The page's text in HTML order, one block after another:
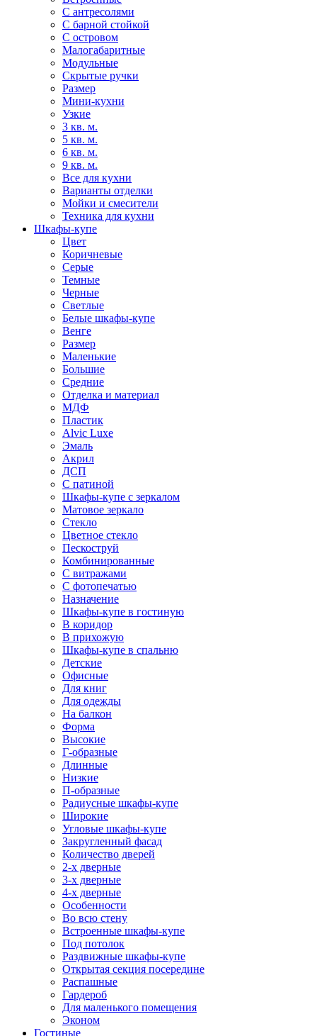
С антресолями
С барной стойкой
С островом
Малогабаритные
Модульные
Скрытые ручки
Размер
Мини-кухни
Узкие
3 кв. м.
5 кв. м.
6 кв. м.
9 кв. м.
Все для кухни
Варианты отделки
Мойки и смесители
Техника для кухни
Шкафы-купе
Цвет
Коричневые
Серые
Темные
Черные
Светлые
Белые шкафы-купе
Венге
Размер
Маленькие
Большие
Средние
Отделка и материал
МДФ
Пластик
Alvic Luxe
Эмаль
Акрил
ДСП
С патиной
Шкафы-купе с зеркалом
Матовое зеркало
Стекло
Цветное стекло
Пескоструй
Комбинированные
С витражами
С фотопечатью
Назначение
Шкафы-купе в гостиную
В коридор
В прихожую
Шкафы-купе в спальню
Детские
Офисные
Для книг
Для одежды
На балкон
Форма
Высокие
Г-образные
Длинные
Низкие
П-образные
Радиусные шкафы-купе
Широкие
Угловые шкафы-купе
Закругленный фасад
Количество дверей
2-х дверные
3-х дверные
4-х дверные
Особенности
Во всю стену
Встроенные шкафы-купе
Под потолок
Раздвижные шкафы-купе
Открытая секция посередине
Распашные
Гардероб
Для маленького помещения
Эконом
Гостиные